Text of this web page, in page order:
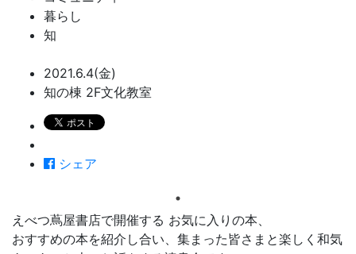
暮らし
知
2021.6.4(金)
知の棟 2F文化教室
シェア
えべつ蔦屋書店で開催する お気に入りの本、
おすすめの本を紹介し合い、集まった皆さまと楽しく和気